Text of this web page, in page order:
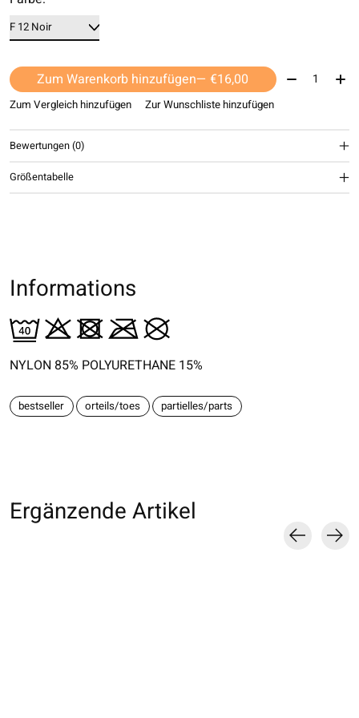
Zum Warenkorb hinzufügen — €16,00 Menge:
Zum Vergleich hinzufügen Zur Wunschliste hinzufügen
Bewertungen (0)
Größentabelle
Informations
NYLON 85% POLYURETHANE 15%
bestseller orteils/toes partielles/parts
Ergänzende Artikel